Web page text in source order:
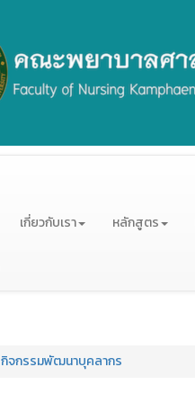
เกี่ยวกับเรา หลักสูตร
กิจกรรมพัฒนาบุคลากร